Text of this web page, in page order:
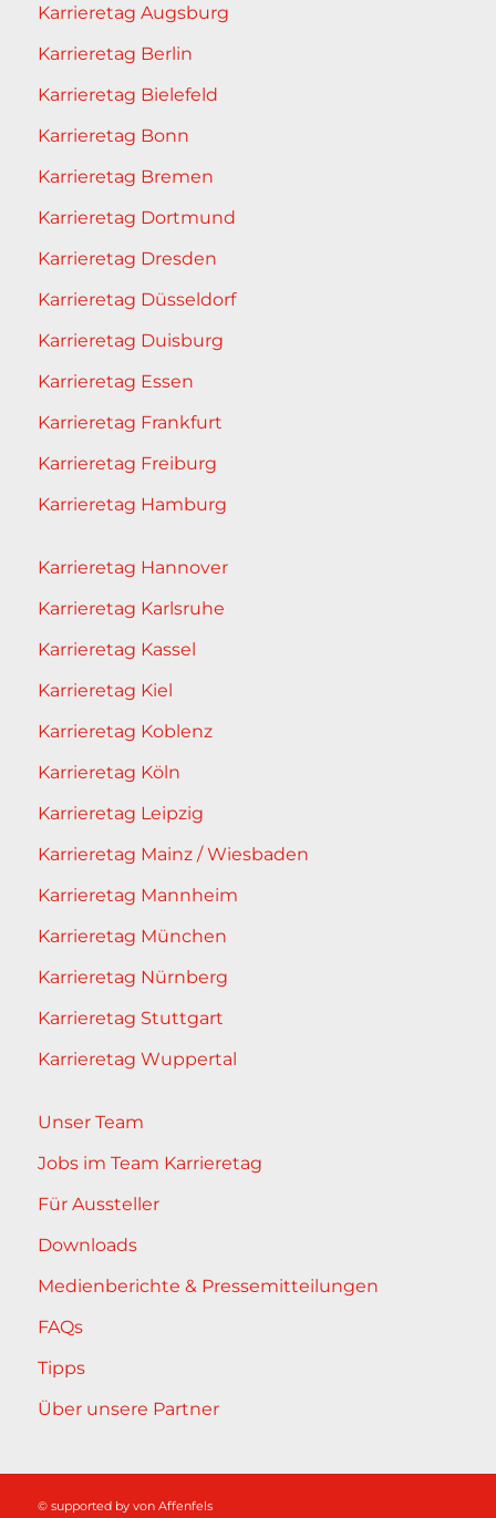
Karrieretag Augsburg
Karrieretag Berlin
Karrieretag Bielefeld
Karrieretag Bonn
Karrieretag Bremen
Karrieretag Dortmund
Karrieretag Dresden
Karrieretag Düsseldorf
Karrieretag Duisburg
Karrieretag Essen
Karrieretag Frankfurt
Karrieretag Freiburg
Karrieretag Hamburg
Karrieretag Hannover
Karrieretag Karlsruhe
Karrieretag Kassel
Karrieretag Kiel
Karrieretag Koblenz
Karrieretag Köln
Karrieretag Leipzig
Karrieretag Mainz / Wiesbaden
Karrieretag Mannheim
Karrieretag München
Karrieretag Nürnberg
Karrieretag Stuttgart
Karrieretag Wuppertal
Unser Team
Jobs im Team Karrieretag
Für Aussteller
Downloads
Medienberichte & Pressemitteilungen
FAQs
Tipps
Über unsere Partner
© supported by von Affenfels